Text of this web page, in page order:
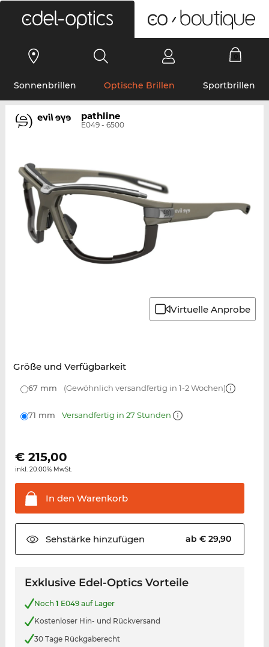
Sonnenbrillen Optische Brillen Sportbrillen
pathline
E049 - 6500
Virtuelle Anprobe
Größe und Verfügbarkeit
67 mm (Gewöhnlich versandfertig in 1-2 Wochen)
71 mm Versandfertig in 27 Stunden
€ 215,00
inkl. 20.00% MwSt.
In den Warenkorb
Sehstärkehinzufügen ab € 29,90
Exklusive Edel-Optics Vorteile
Noch 1 E049 auf Lager
Kostenloser Hin- und Rückversand
30 Tage Rückgaberecht